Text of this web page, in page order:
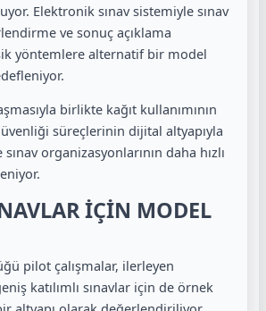
Elektronik sınav sistemiyle sınav
ve sonuç açıklama
yöntemlere alternatif bir model
birlikte kağıt kullanımının
süreçlerinin dijital altyapıyla
organizasyonlarının daha hızlı
İÇİN MODEL
pilot çalışmalar, ilerleyen
katılımlı sınavlar için de örnek